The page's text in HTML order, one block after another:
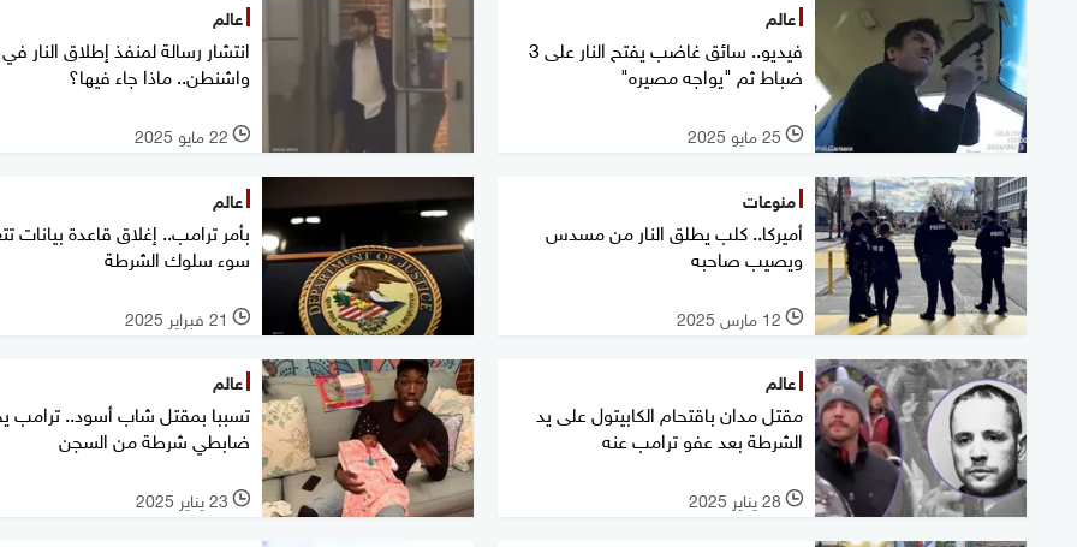
عالم
فيديو.. سائق غاضب يفتح النار على 3
ضباط ثم "يواجه مصيره"
l 25 مايو 2025
عالم
انتشار رسالة لمنفذ إطلاق النار في
واشنطن.. ماذا جاء فيها؟
l 22 مايو 2025
منوعات
أميركا.. كلب يطلق النار من مسدس
ويصيب صاحبه
l 12 مارس 2025
عالم
بأمر ترامب.. إغلاق قاعدة بيانات
سوء سلوك الشرطة
l 21 فبراير 2025
عالم
مقتل مدان باقتحام الكابيتول على يد
الشرطة بعد عفو ترامب عنه
l 28 يناير 2025
عالم
تسببا بمقتل شاب أسود.. ترامب
ضابطي شرطة من السجن
l 23 يناير 2025